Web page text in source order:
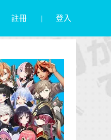
註冊 登入